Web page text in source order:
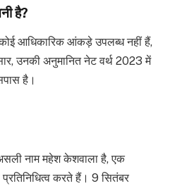
है?
आधिकारिक आंकड़े उपलब्ध नहीं हैं,
उनकी अनुमानित नेट वर्थ 2023 में
है।
नाम महेश केशवाला है, एक
प्रतिनिधित्व करते हैं। 9 सितंबर